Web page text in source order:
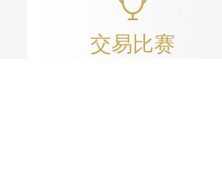
交易比赛